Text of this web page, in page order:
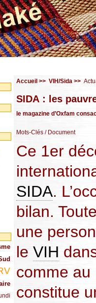
Accueil >> VIH/Sida >>
SIDA : les
le magazine d’Oxfam
Mots-Clés / Document
Ce 1er
SIDA.
bilan.
une
le VIH
comme au
constitue